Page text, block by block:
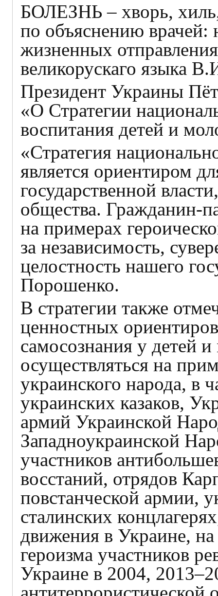
БОЛЕЗНЬ – хворь,
по объяснению врачей:
жизненных
великорускаго языка
Президент Украины
«О Стратегии
воспитания детей и
«Стратегия
является ориентиром
государственной
общества. Гражданин-
на примерах
за независимость,
целостность нашего
Порошенко.
В стратегии также
ценностных
самосознания у детей
осуществляться на
украинского народа, в
украинских казаков,
армий Украинской
Западноукраинской
участников
восстаний, отрядов
повстанческой армии,
сталинских
движения в Украине,
героизма участников
Украине в 2004,